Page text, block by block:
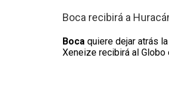
Boca recibirá a
Boca quiere dejar atrás
Xeneize recibirá al Globo